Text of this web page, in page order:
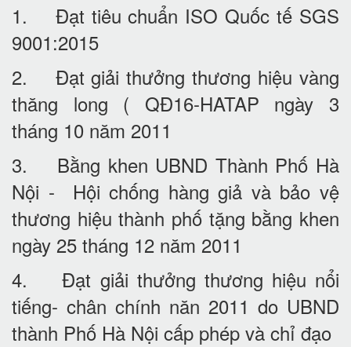
1. Đạt tiêu chuẩn ISO Quốc tế SGS
9001:2015
2. Đạt giải thưởng thương hiệu vàng
thăng long ( QĐ16-HATAP ngày 3
tháng 10 năm 2011
3. Bằng khen UBND Thành Phố Hà
Nội - Hội chống hàng giả và bảo vệ
thương hiệu thành phố tặng bằng khen
ngày 25 tháng 12 năm 2011
4. Đạt giải thưởng thương hiệu nổi
tiếng- chân chính năn 2011 do UBND
thành Phố Hà Nội cấp phép và chỉ đạo